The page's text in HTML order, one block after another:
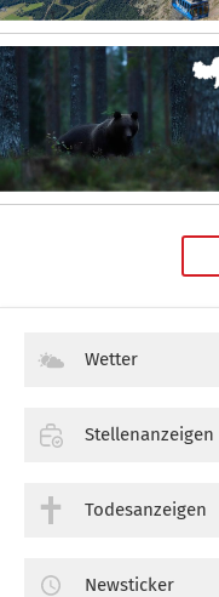
Wetter
Stellenanzeigen
Todesanzeigen
Newsticker